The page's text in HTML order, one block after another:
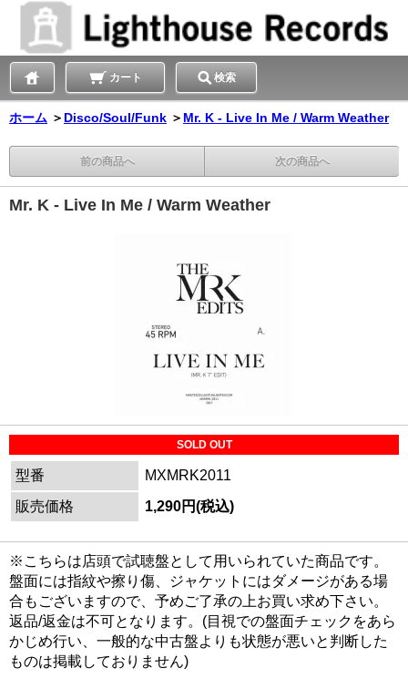
カート 検索
ホーム ＞ Disco/Soul/Funk ＞ Mr. K - Live In Me / Warm Weather
前の商品へ 次の商品へ
Mr. K - Live In Me / Warm Weather
SOLD OUT
型番
MXMRK2011
販売価格
1,290円(税込)
※こちらは店頭で試聴盤として用いられていた商品です。
盤面には指紋や擦り傷、ジャケットにはダメージがある場
合もございますので、予めご了承の上お買い求め下さい。
返品/返金は不可となります。(目視での盤面チェックをあら
かじめ行い、一般的な中古盤よりも状態が悪いと判断した
ものは掲載しておりません)